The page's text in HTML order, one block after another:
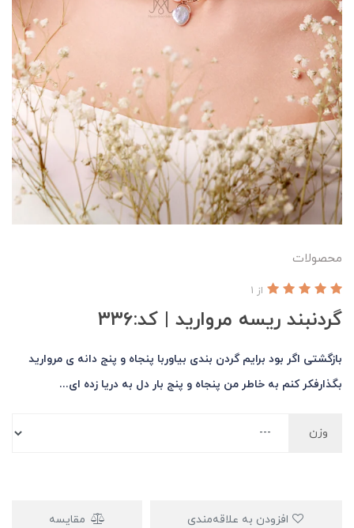
محصولات
گردنبند ریسه مروارید | کد:۳۳۶
از 1
بازگشتی اگر بود برایم گردن بندی بیاوربا پنجاه و پنج دانه ی مروارید
بگذارفکر کنم به خاطر من پنجاه و پنج بار دل به دریا زده ای...
وزن
مقایسه